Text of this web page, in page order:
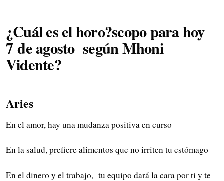
¿Cuál es el horo?scopo para hoy
7de agosto según Mhoni
Vidente?
Aries
En el amor, hay una mudanza positiva en curso
En la salud, prefiere alimentos que no irriten tu estómago
En el dinero y el trabajo, tu equipo dará la cara por ti y te